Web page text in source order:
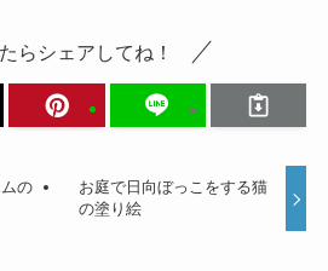
らシェアしてね！
の
お庭で日向ぼっこをする猫
の塗り絵